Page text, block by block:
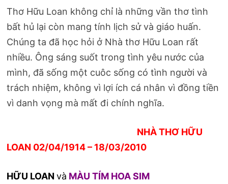
Thơ Hữu Loan không chỉ là những vần thơ tình
bất hủ lại còn mang tính lịch sử và giáo huấn.
Chúng ta đã học hỏi ở Nhà thơ Hữu Loan rất
nhiều. Ông sáng suốt trong tình yêu nước của
mình, đã sống một cuôc sống có tình người và
trách nhiệm, không vì lợi ích cá nhân vì đồng tiền
vì danh vọng mà mất đi chính nghĩa.
NHÀ THƠ HỮU
LOAN 02/04/1914 – 18/03/2010
HỮU LOANvà MÀU TÍM HOA SIM